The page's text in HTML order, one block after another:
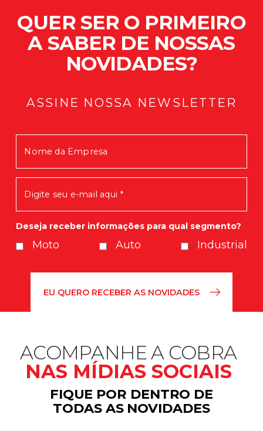
QUER SER O PRIMEIRO
A SABER DE NOSSAS
NOVIDADES?
ASSINE NOSSA NEWSLETTER
Deseja receber informações para qual segmento?
Moto Auto Industrial
Mensagem enviada com Sucesso!
Em breve você receberá nossas
novidades.
ACOMPANHE A COBRA
NAS MÍDIAS SOCIAIS
FIQUE POR DENTRO DE
TODAS AS NOVIDADES